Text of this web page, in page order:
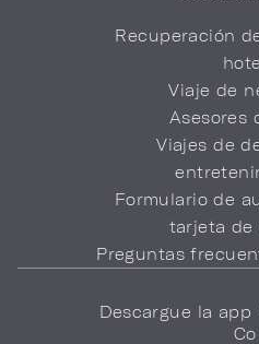
Recuperación
Viaje de
Asesores
Viajes de
Formulario de
tarjeta de
Preguntas
Descargue la app
Co